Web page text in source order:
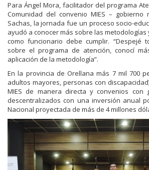
Para Ángel Mora, facilitador del programa
Comunidad del convenio MIES – gobierno
Sachas, la jornada fue un proceso socio-
ayudó a conocer más sobre las metodologías
como funcionario debe cumplir. “Despejé
sobre el programa de atención, conocí
aplicación de la metodología”.
En la provincia de Orellana más 7 mil 700
adultos mayores, personas con
MIES de manera directa y convenios con
descentralizados con una inversión anual
Nacional proyectada de más de 4 millones